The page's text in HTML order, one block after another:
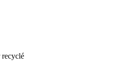
recyclé